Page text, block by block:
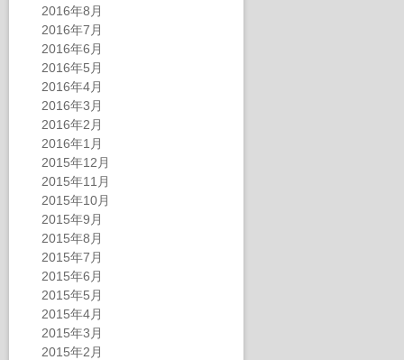
2016年8月
2016年7月
2016年6月
2016年5月
2016年4月
2016年3月
2016年2月
2016年1月
2015年12月
2015年11月
2015年10月
2015年9月
2015年8月
2015年7月
2015年6月
2015年5月
2015年4月
2015年3月
2015年2月